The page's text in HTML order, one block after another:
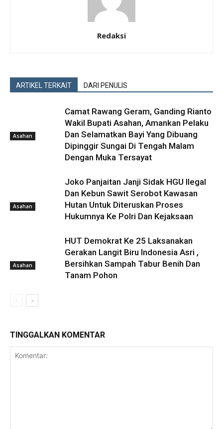
Redaksi
ARTIKEL TERKAIT DARI PENULIS
Asahan
Camat Rawang Geram, Ganding Rianto
Wakil Bupati Asahan, Amankan Pelaku
Dan Selamatkan Bayi Yang Dibuang
Dipinggir Sungai Di Tengah Malam
Dengan Muka Tersayat
Asahan
Joko Panjaitan Janji Sidak HGU Ilegal
Dan Kebun Sawit Serobot Kawasan
Hutan Untuk Diteruskan Proses
Hukumnya Ke Polri Dan Kejaksaan
Asahan
HUT Demokrat Ke 25 Laksanakan
Gerakan Langit Biru Indonesia Asri ,
Bersihkan Sampah Tabur Benih Dan
Tanam Pohon
TINGGALKAN KOMENTAR